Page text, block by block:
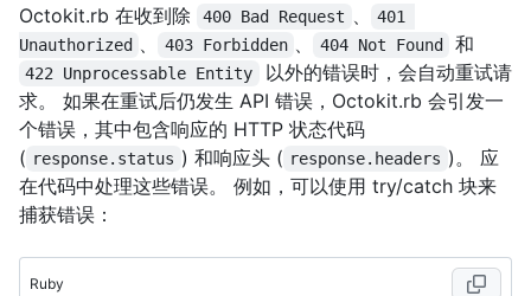
Octokit.rb 在收到除
400 Bad Request
401
Unauthorized
403 Forbidden 404 Not Found 和
422 Unprocessable Entity
以外的错误时，会自动重试请
求。 如果在重试后仍发生 API 错误，Octokit.rb 会引发一
个错误，其中包含响应的 HTTP 状态代码
( response.status ) 和响应头 ( response.headers )。 应
在代码中处理这些错误。 例如，可以使用 try/catch 块来
捕获错误：
Ruby